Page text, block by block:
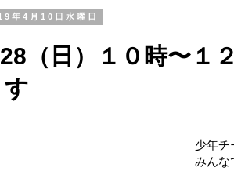
年4月10日水曜日
（日）１０時〜１
す
少年チ
みんな